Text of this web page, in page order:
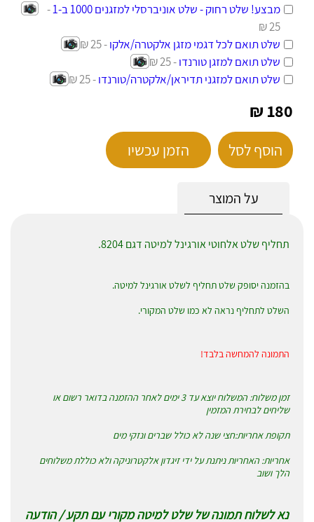
מבצע! שלט רחוק - שלט אוניברסלי למזגנים 1000 ב-1
-
25 ₪
שלט תואם לכל דגמי מזגן אלקטרה/אלקו- 25 ₪
שלט תואם למזגן טורנדו- 25 ₪
שלט תואם למזגני תדיראן/אלקטרה/טורנדו- 25 ₪
180 ₪
הוסף לסל הזמן עכשיו
על המוצר
תחליף שלט אלחוטי אורגינל למיטה דגם 8204.
בהזמנה יסופק שלט תחליף לשלט אורגינל למיטה.
השלט לתחליף נראה לא כמו שלט המקורי.
התמונה להמחשה בלבד!
זמן משלוח: המשלוח יוצא עד 3 ימים לאחר ההזמנה בדואר רשום או
שליחים לבחירת המזמין
תקופת אחריות:חצי שנה לא כולל שברים ונזקי מים
אחריות: האחריות ניתנת על ידי זיגדון אלקטרוניקה ולא כוללת משלוחים
הלך ושוב
נא לשלוח תמונה של שלט למיטה מקורי עם תקע / הודעה